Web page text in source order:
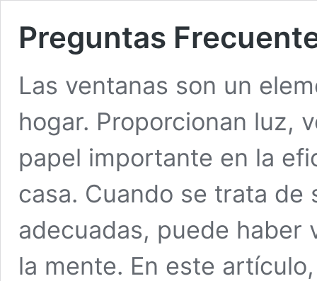
Preguntas
Las ventanas son un
hogar. Proporcionan luz,
papel importante en la
casa. Cuando se trata de
adecuadas, puede haber
la mente. En este